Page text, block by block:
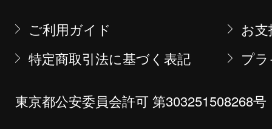
ご利用ガイド
お
特定商取引法に基づく表記
プ
東京都公安委員会許可 第303251508268号